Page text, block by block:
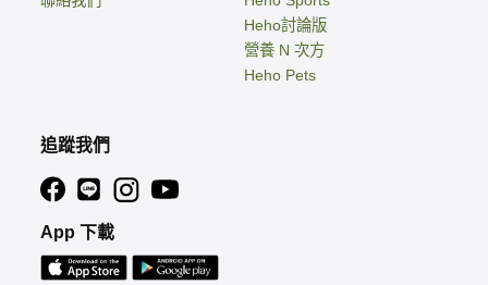
Heho討論版
營養 N 次方
Heho Pets
追蹤我們
App 下載